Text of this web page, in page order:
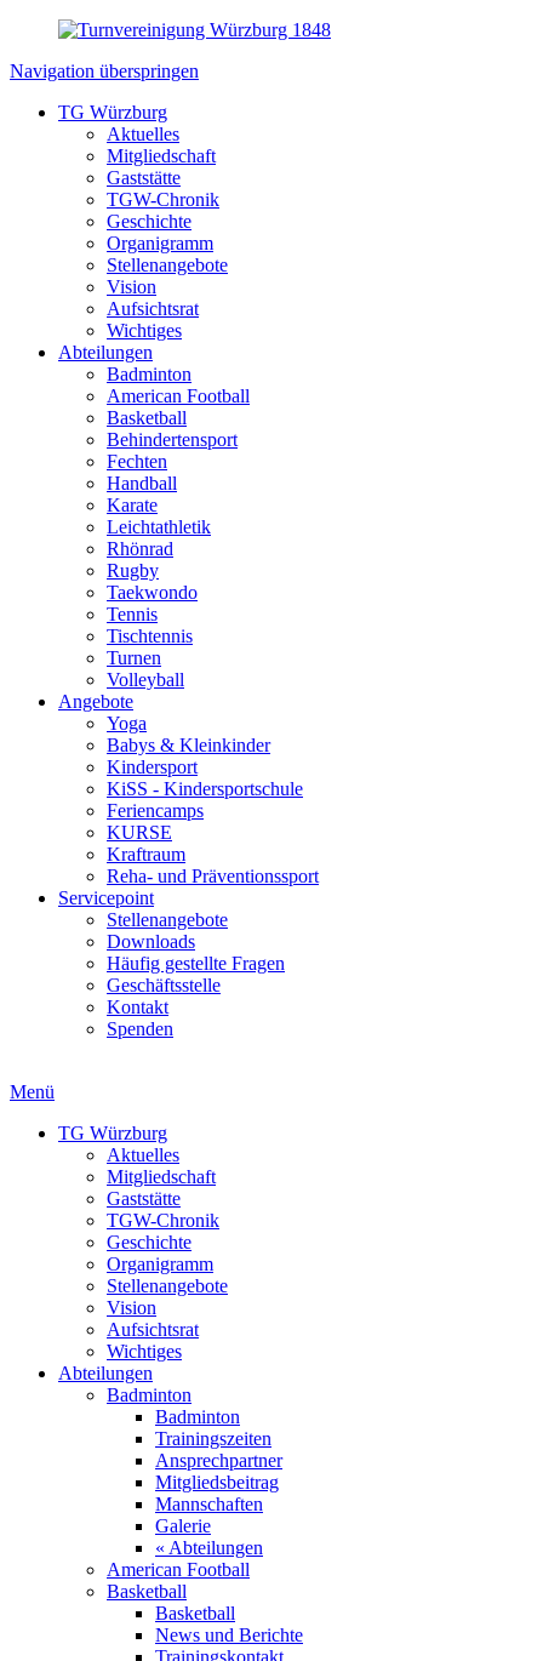
Navigation überspringen
TG Würzburg
Aktuelles
Mitgliedschaft
Gaststätte
TGW-Chronik
Geschichte
Organigramm
Stellenangebote
Vision
Aufsichtsrat
Wichtiges
Abteilungen
Badminton
American Football
Basketball
Behindertensport
Fechten
Handball
Karate
Leichtathletik
Rhönrad
Rugby
Taekwondo
Tennis
Tischtennis
Turnen
Volleyball
Angebote
Yoga
Babys & Kleinkinder
Kindersport
KiSS - Kindersportschule
Feriencamps
KURSE
Kraftraum
Reha- und Präventionssport
Servicepoint
Stellenangebote
Downloads
Häufig gestellte Fragen
Geschäftsstelle
Kontakt
Spenden
Menü
TG Würzburg
Aktuelles
Mitgliedschaft
Gaststätte
TGW-Chronik
Geschichte
Organigramm
Stellenangebote
Vision
Aufsichtsrat
Wichtiges
Abteilungen
Badminton
Badminton
Trainingszeiten
Ansprechpartner
Mitgliedsbeitrag
Mannschaften
Galerie
« Abteilungen
American Football
Basketball
Basketball
News und Berichte
Trainingskontakt